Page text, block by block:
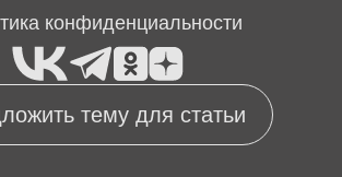
тему для статьи
конфиденциальности